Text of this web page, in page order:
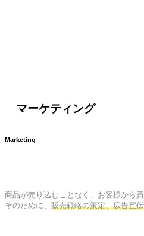
マーケティング
Marketing
商品が売り込むことなく、お客様から
そのために、 販売戦略の策定、広告宣